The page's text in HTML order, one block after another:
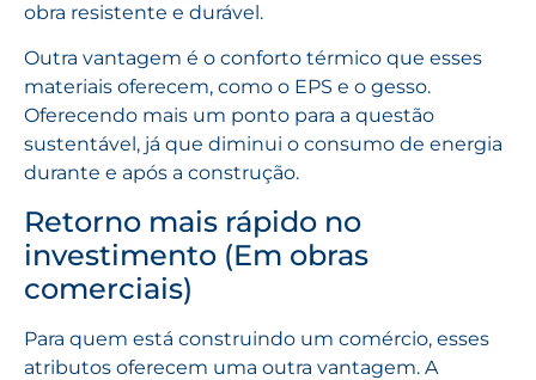
obra resistente e durável.
Outra vantagem é o conforto térmico que esses
materiais oferecem, como o EPS e o gesso.
Oferecendo mais um ponto para a questão
sustentável, já que diminui o consumo de energia
durante e após a construção.
Retorno mais rápido no
investimento (Em obras
comerciais)
Para quem está construindo um comércio, esses
atributos oferecem uma outra vantagem. A